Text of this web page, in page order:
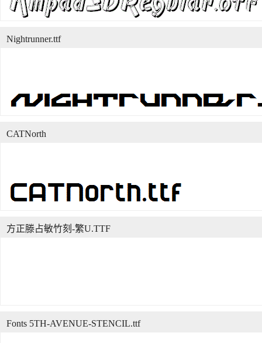
Nightrunner.ttf
CATNorth
方正滕占敏竹刻-繁U.TTF
Fonts 5TH-AVENUE-STENCIL.ttf